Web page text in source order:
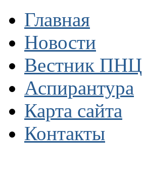
Главная
Новости
Вестник ПНЦ
Аспирантура
Карта сайта
Контакты